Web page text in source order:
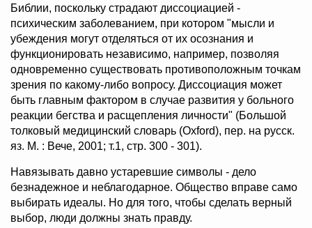
Библии, поскольку страдают диссоциацией -
психическим заболеванием, при котором "мысли и
убеждения могут отделяться от их осознания и
функционировать независимо, например, позволяя
одновременно существовать противоположным точкам
зрения по какому-либо вопросу. Диссоциация может
быть главным фактором в случае развития у больного
реакции бегства и расщепления личности" (Большой
толковый медицинский словарь (Oxford), пер. на русск.
яз. М. : Вече, 2001; т.1, стр. 300 - 301).
Навязывать давно устаревшие символы - дело
безнадежное и неблагодарное. Общество вправе само
выбирать идеалы. Но для того, чтобы сделать верный
выбор, люди должны знать правду.